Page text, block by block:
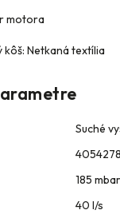
motora
Netkaná textília
Suché
185 mbar
40 l/s